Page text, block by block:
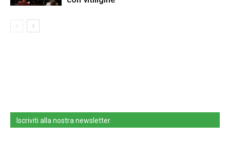
Iscriviti alla nostra newsletter